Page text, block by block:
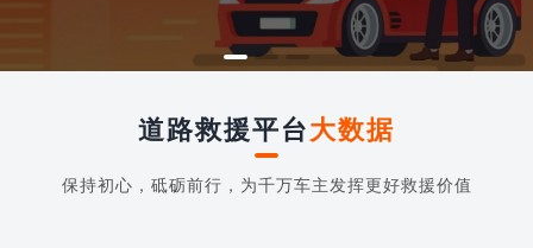
道路救援平台大数据
保持初心，砥砺前行，为千万车主发挥更好救援价值